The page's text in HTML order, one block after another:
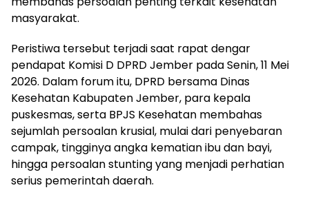
masyarakat.
Peristiwa tersebut terjadi saat rapat dengar
pendapat Komisi D DPRD Jember pada Senin, 11 Mei
2026. Dalam forum itu, DPRD bersama Dinas
Kesehatan Kabupaten Jember, para kepala
puskesmas, serta BPJS Kesehatan membahas
sejumlah persoalan krusial, mulai dari penyebaran
campak, tingginya angka kematian ibu dan bayi,
hingga persoalan stunting yang menjadi perhatian
serius pemerintah daerah.